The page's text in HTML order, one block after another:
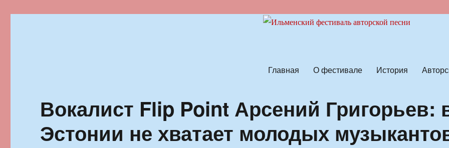
Главная О фестивале История
Вокалист Flip Point Арсений Григорьев:
Эстонии не хватает молодых